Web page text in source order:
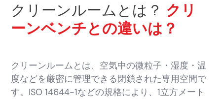
クリーンルームとは？ クリ
ーンベンチとの違いは？
クリーンルームとは、空気中の微粒子・湿度・温
度などを厳密に管理できる閉鎖された専用空間で
す。ISO 14644-1などの規格により、1立方メート